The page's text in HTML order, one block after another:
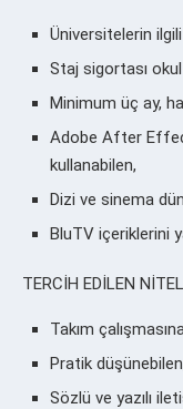
Üniversitelerin
Staj sigortası
Minimum üç ay,
Adobe After
kullanabilen,
Dizi ve sinema
BluTV içeriklerini
TERCİH EDİLEN
Takım
Pratik
Sözlü ve yazılı